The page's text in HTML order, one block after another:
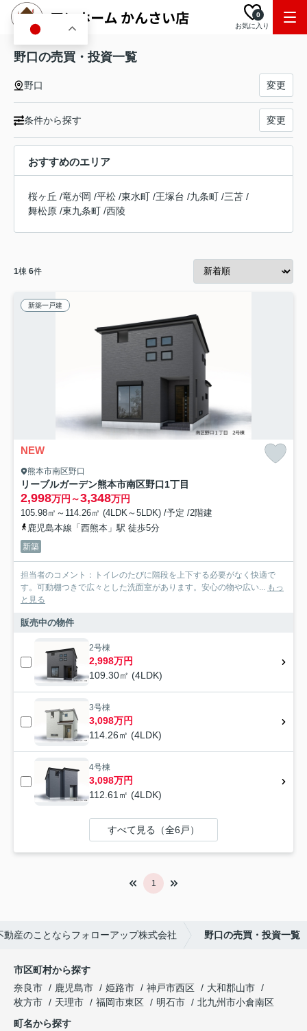
お気に入り
0
野口の売買・投資一覧
野口 変更
条件から探す 変更
おすすめのエリア
桜ヶ丘 /竜が岡 /平松 /東水町 /王塚台 /九条町 /三苫 /
舞松原 /東九条町 /西陵
1棟 6件
新築一戸建
NEW
熊本市南区野口
リーブルガーデン熊本市南区野口1丁目
2,998万円～3,348万円
105.98㎡～114.26㎡ (4LDK～5LDK) /予定 /2階建
鹿児島本線「西熊本」駅 徒歩5分
新築
担当者のコメント：トイレのたびに階段を上下する必要がなく快適で
す。可動棚つきで広々とした洗面室があります。安心の物や広い... もっ
と見る
販売中の物件
2号棟
2,998万円
109.30㎡ (4LDK)
3号棟
3,098万円
114.26㎡ (4LDK)
4号棟
3,098万円
112.61㎡ (4LDK)
すべて見る（全6戸）
1
動産のことならフォローアップ株式会社 野口の売買・投資一覧
市区町村から探す
奈良市
鹿児島市 姫路市 神戸市西区
大和郡山市
枚方市
天理市 福岡市東区 明石市
北九州市小倉南区
町名から探す